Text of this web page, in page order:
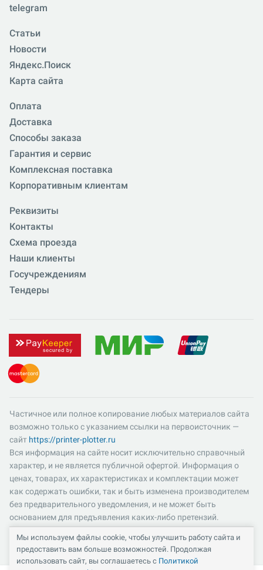
telegram
Статьи
Новости
Яндекс.Поиск
Карта сайта
Оплата
Доставка
Способы заказа
Гарантия и сервис
Комплексная поставка
Корпоративным клиентам
Реквизиты
Контакты
Схема проезда
Наши клиенты
Госучреждениям
Тендеры
Частичное или полное копирование любых материалов сайта
возможно только с указанием ссылки на первоисточник —
сайт https://printer-plotter.ru
Вся информация на сайте носит исключительно справочный
характер, и не является публичной офертой. Информация о
ценах, товарах, их характеристиках и комплектации может
как содержать ошибки, так и быть изменена производителем
без предварительного уведомления, и не может быть
основанием для предъявления каких-либо претензий.
Пожалуйста, уточняйте существенные для вас характеристики
и компоненты комплектации товаров. Все цены указаны в
российских рублях и включают в себя НДС 22%.
Мы используем файлы cookie, чтобы улучшить работу сайта и
предоставить вам больше возможностей. Продолжая
использовать сайт, вы соглашаетесь с Политикой